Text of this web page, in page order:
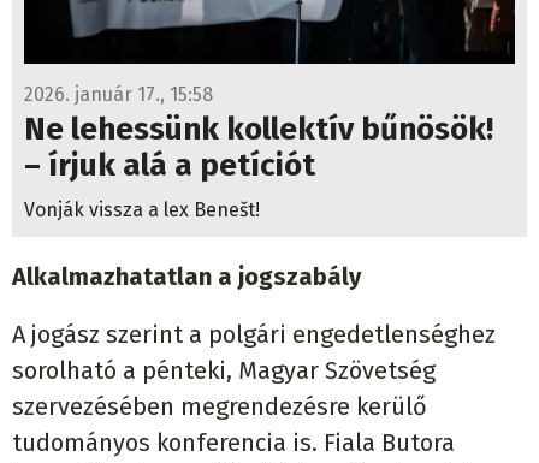
2026. január 17., 15:58
Ne lehessünk kollektív bűnösök!
– írjuk alá a petíciót
Vonják vissza a lex Benešt!
Alkalmazhatatlan a jogszabály
A jogász szerint a polgári engedetlenséghez
sorolható a pénteki, Magyar Szövetség
szervezésében megrendezésre kerülő
tudományos konferencia is. Fiala Butora